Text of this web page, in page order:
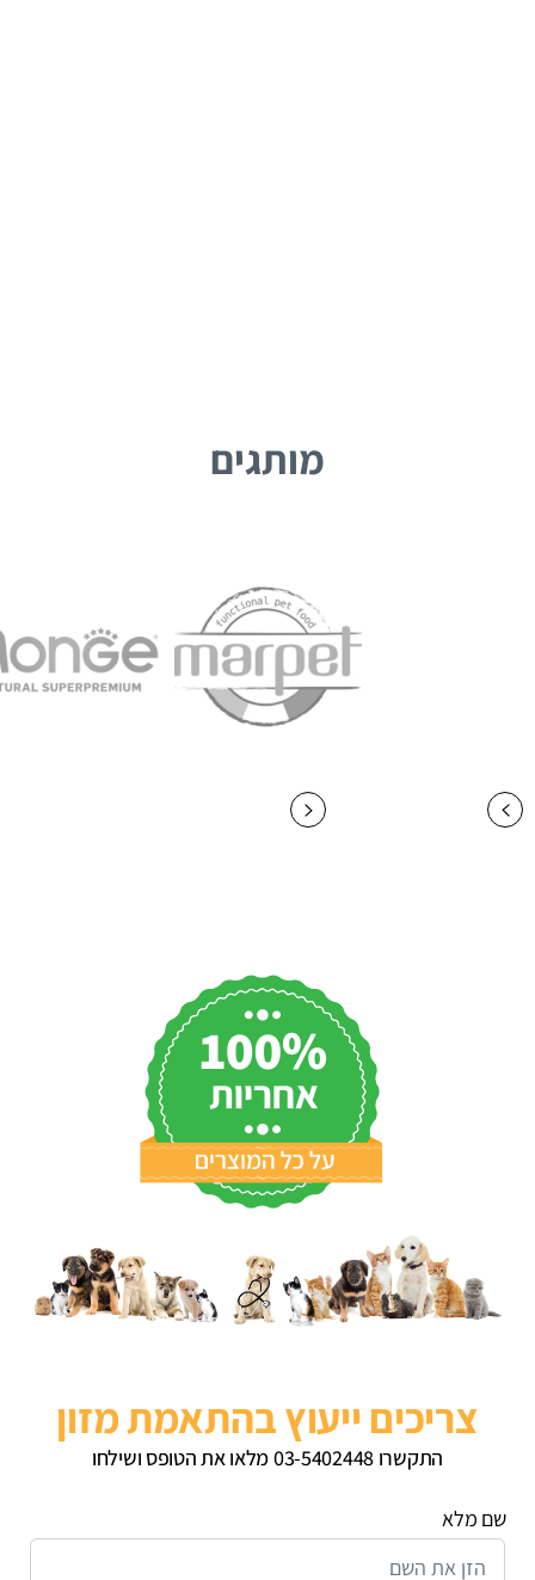
מותגים
צריכים ייעוץ בהתאמת מזון
התקשרו 03-5402448 מלאו את הטופס ושילחו
שם מלא